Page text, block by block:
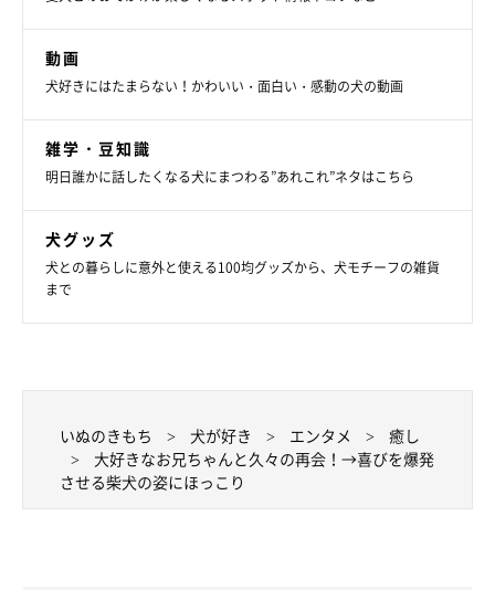
だったといいます。
＠saku_chan0826
動画
犬好きにはたまらない！かわいい・面白い・感動の犬の動画
雑学・豆知識
明日誰かに話したくなる犬にまつわる”あれこれ”ネタはこちら
犬グッズ
犬との暮らしに意外と使える100均グッズから、犬モチーフの雑貨
まで
いぬのきもち 犬が好き エンタメ
癒し
大好きなお兄ちゃんと久々の再会！→喜びを爆発
させる柴犬の姿にほっこり